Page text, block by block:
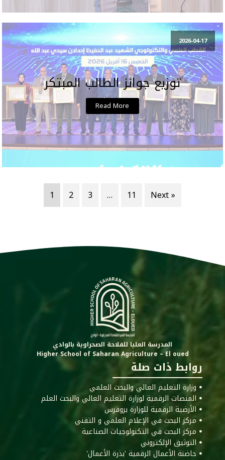
2026-04-17
توزيع جوائز الطالب المبتكر
Read More
1 2 3 … 11 Next »
المدرسة العليا للفلاحة الصحراوية بالوادي
Higher School of Saharan Agriculture – El oued
روابط ذات صلة
ꔷ وزارة التعليم العالي والبحث العلمي
ꔷ المنصات الرقمية لوزارة التعليم العالي والبحث العلم
ꔷ الأرضية الرقمية للوزارة بروقرس
ꔷ مركز البحث في الإعلام العلمي و التقني
ꔷ مركز البحث في التكنولوجيات الصناعية
ꔷ التوثيق الإلكتروني
ꔷ حاضنة الأعمال الرقمية 'بذرة الأعمال'